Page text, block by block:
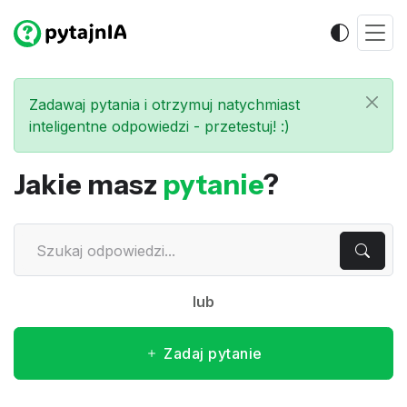
Zadawaj pytania i otrzymuj natychmiast
inteligentne odpowiedzi - przetestuj! :)
Jakie masz pytanie?
lub
Zadaj pytanie